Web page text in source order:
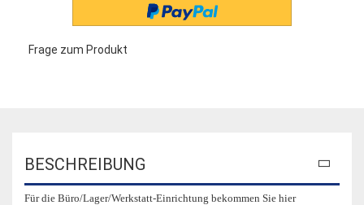
Frage zum Produkt
BESCHREIBUNG
Für die Büro/Lager/Werkstatt-Einrichtung bekommen Sie hier